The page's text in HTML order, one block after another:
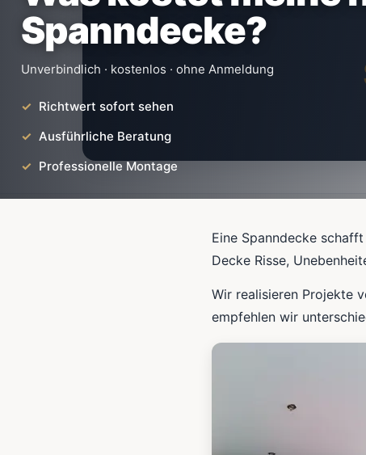
Spanndecke?
Unverbindlich · kostenlos · ohne Anmeldung
Richtwert sofort sehen
Ausführliche Beratung
Professionelle Montage
Eine Spanndecke
Decke Risse,
Wir realisieren Projekte
empfehlen wir